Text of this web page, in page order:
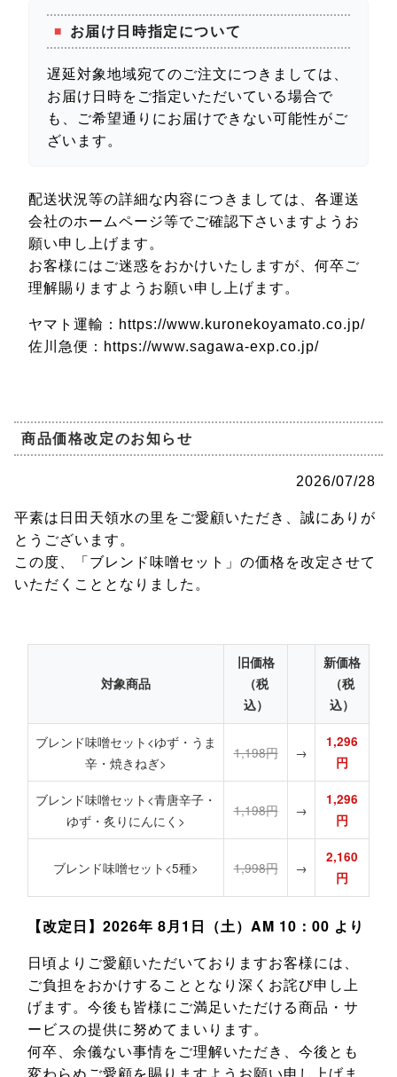
お届け日時指定について
遅延対象地域宛てのご注文につきましては、
お届け日時をご指定いただいている場合で
も、ご希望通りにお届けできない可能性がご
ざいます。
配送状況等の詳細な内容につきましては、各運送
会社のホームページ等でご確認下さいますようお
願い申し上げます。
お客様にはご迷惑をおかけいたしますが、何卒ご
理解賜りますようお願い申し上げます。
ヤマト運輸：https://www.kuronekoyamato.co.jp/
佐川急便：https://www.sagawa-exp.co.jp/
商品価格改定のお知らせ
2026/07/28
平素は日田天領水の里をご愛顧いただき、誠にありが
とうございます。
この度、「ブレンド味噌セット」の価格を改定させて
いただくこととなりました。
対象商品
旧価格
（税
込）
新価格
（税
込）
ブレンド味噌セット<ゆず・うま
辛・焼きねぎ>
1,198円 →
1,296
円
ブレンド味噌セット<青唐辛子・
ゆず・炙りにんにく>
1,198円 →
1,296
円
ブレンド味噌セット<5種> 1,998円 →
2,160
円
【改定日】2026年 8月1日（土）AM 10：00 より
日頃よりご愛顧いただいておりますお客様には、
ご負担をおかけすることとなり深くお詫び申し上
げます。今後も皆様にご満足いただける商品・サ
ービスの提供に努めてまいります。
何卒、余儀ない事情をご理解いただき、今後とも